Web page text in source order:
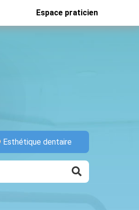
Espace praticien
Esthétique dentaire